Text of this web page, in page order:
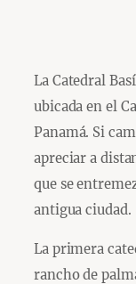
La Catedral
ubicada en el
Panamá. Si
apreciar a
que se
antigua ciudad.
La primera
rancho de